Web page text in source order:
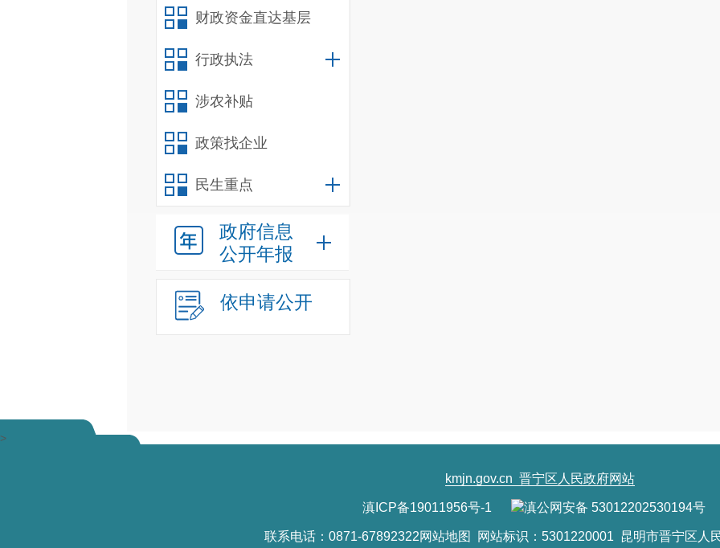
财政资金直达基层
行政执法
涉农补贴
政策找企业
民生重点
政府信息
公开年报
依申请公开
>
kmjn.gov.cn 晋宁区人民政府网站
滇ICP备19011956号-1 滇公网安备 53012202530194号
联系电话：0871-67892322网站地图 网站标识：5301220001 昆明市晋宁区人